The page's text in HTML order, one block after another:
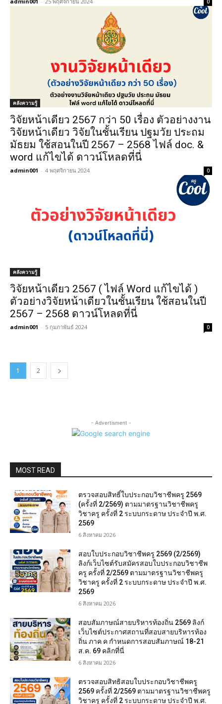
0
คลังความรู้
วิจัยหน้าเดียว 2567 กว่า 50 เรื่อง ตัวอย่างงาน
วิจัยหน้าเดียว วิจัยในชั้นเรียน ปฐมวัย ประถม
มัธยม ใช้สอนในปี 2567 – 2568 ไฟล์ doc. &
word แก้ไขได้ ดาวน์โหลดที่นี่
admin001 - 4 พฤศจิกายน 2024 0
คลังความรู้
วิจัยหน้าเดียว 2567 ( ไฟล์ Word แก้ไขได้ )
ตัวอย่างวิจัยหน้าเดียวในชั้นเรียน ใช้สอนในปี
2567 – 2568 ดาวน์โหลดที่นี่
admin001 - 5 กุมภาพันธ์ 2024 0
1 2
- Advertisment -
MOST READ
ตรวจสอบสิทธิ์ใบประกอบวิชาชีพครู 2569
(ครั้งที่ 2/2569) ตามมาตรฐานวิชาชีพครู
วิชาครู ครั้งที่ 2 ระบบกระดาษ ประจำปี พ.ศ.
2569
6 สิงหาคม 2026
สอบใบประกอบวิชาชีพครู 2569 (2/2569)
ลิงก์เว็บไซต์รับสมัครสอบใบประกอบวิชาชีพ
ครู ครั้งที่ 2/2569 ตามมาตรฐานวิชาชีพครู
วิชาครู ครั้งที่ 2 ระบบกระดาษ ประจำปี พ.ศ.
2569
6 สิงหาคม 2026
สอบสัมภาษณ์สายบริหารท้องถิ่น 2569 ลิงก์
เว็บไซต์ประกาศสถานที่สอบสายบริหารท้อง
ถิ่น ภาค ค กำหนดการสอบสัมภาษณ์ 18-21
ส.ค. 69 คลิกที่นี่
6 สิงหาคม 2026
ตรวจสอบสิทธิสอบใบประกอบวิชาชีพครู
2569 ครั้งที่ 2/2569 ตามมาตรฐานวิชาชีพครู
วิชาครู ครั้งที่ 2 ระบบกระดาษ ประจำปี พ.ศ.